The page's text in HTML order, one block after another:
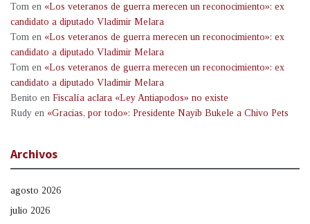
Tom en «Los veteranos de guerra merecen un reconocimiento»: ex
candidato a diputado Vladimir Melara
Tom en «Los veteranos de guerra merecen un reconocimiento»: ex
candidato a diputado Vladimir Melara
Tom en «Los veteranos de guerra merecen un reconocimiento»: ex
candidato a diputado Vladimir Melara
Benito en Fiscalía aclara «Ley Antiapodos» no existe
Rudy en «Gracias, por todo»: Presidente Nayib Bukele a Chivo Pets
Archivos
agosto 2026
julio 2026